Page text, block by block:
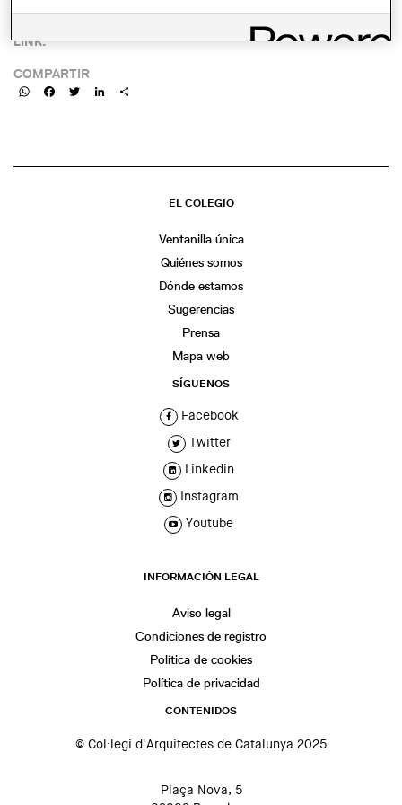
LINK:
COMPARTIR
WhatsAppFacebookTwitterLinkedIn
EL COLEGIO
Ventanilla única
Quiénes somos
Dónde estamos
Sugerencias
Prensa
Mapa web
SÍGUENOS
Facebook
Twitter
Linkedin
Instagram
Youtube
INFORMACIÓN LEGAL
Aviso legal
Condiciones de registro
Política de cookies
Política de privacidad
CONTENIDOS
© Col·legi d'Arquitectes de Catalunya 2025
Plaça Nova, 5